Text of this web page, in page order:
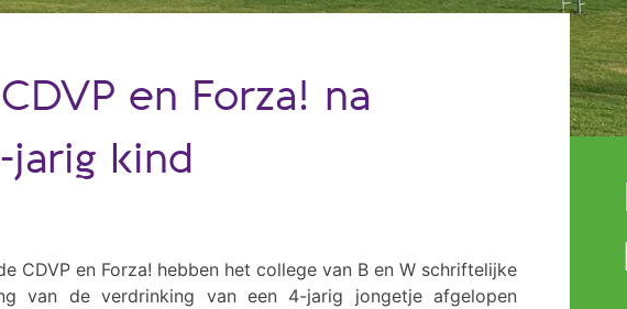
en Forza! na
kind
CDVP en Forza! hebben het college van B en W schriftelijke
van de verdrinking van een 4-jarig jongetje afgelopen